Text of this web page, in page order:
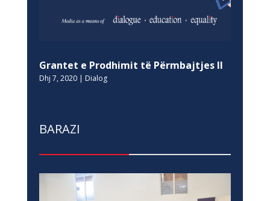
Grantet e Prodhimit të Përmbajtjes II
Dhj 7, 2020| Dialog
BARAZI